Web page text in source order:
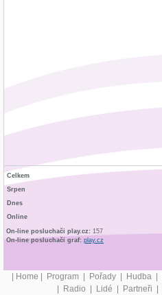
Celkem
Srpen
Dnes
Online
On-line posluchači play.cz: 157
On-line posluchači graf: play.cz
| Home | Program | Pořady | Hudba |
| Radio | Lidé | Partneři |